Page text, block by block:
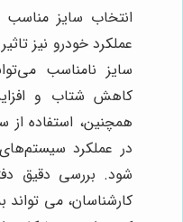
انتخاب سایز مناسب
عملکرد خودرو نیز
سایز نامناسب
کاهش شتاب و
همچنین، استفاده از
شود. بررسی دقیق
کارشناسان، می